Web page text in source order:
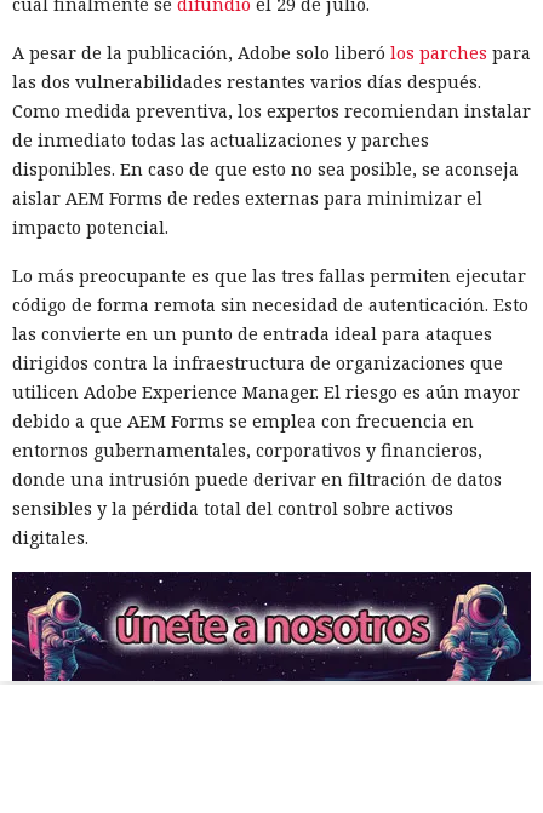
A pesar de la publicación, Adobe solo liberó los parches para
las dos vulnerabilidades restantes varios días después.
Como medida preventiva, los expertos recomiendan instalar
de inmediato todas las actualizaciones y parches
disponibles. En caso de que esto no sea posible, se aconseja
aislar AEM Forms de redes externas para minimizar el
impacto potencial.
Lo más preocupante es que las tres fallas permiten ejecutar
código de forma remota sin necesidad de autenticación. Esto
las convierte en un punto de entrada ideal para ataques
dirigidos contra la infraestructura de organizaciones que
utilicen Adobe Experience Manager. El riesgo es aún mayor
debido a que AEM Forms se emplea con frecuencia en
entornos gubernamentales, corporativos y financieros,
donde una intrusión puede derivar en filtración de datos
sensibles y la pérdida total del control sobre activos
digitales.